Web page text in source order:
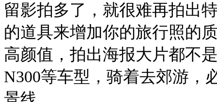
留影拍多了，就很难再拍出
的道具来增加你的旅行照的
高颜值，拍出海报大片都不
N300等车型，骑着去郊游，